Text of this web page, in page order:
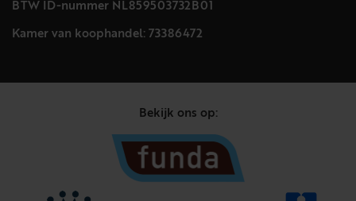
BTW ID-nummer NL859503732B01
Kamer van koophandel: 73386472
Bekijk ons op: